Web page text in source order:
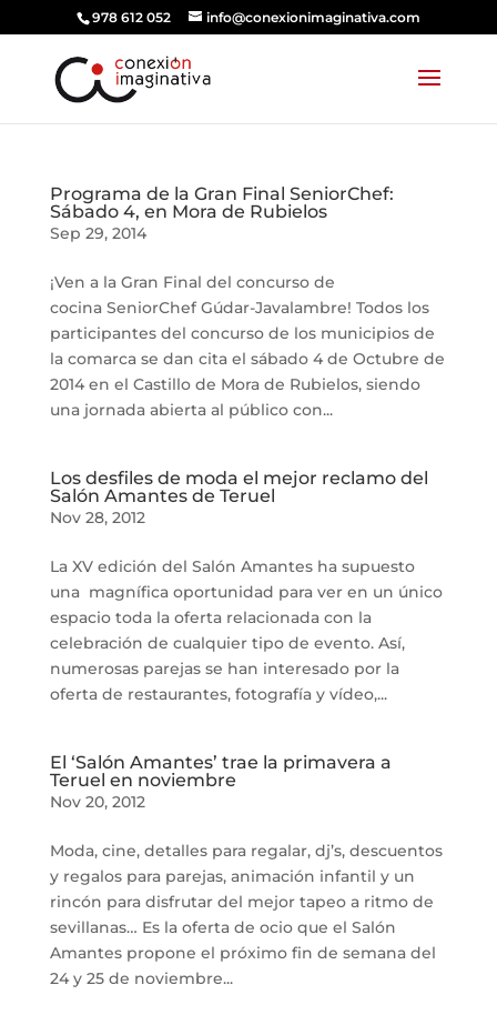
978 612 052 info@conexionimaginativa.com
Programa de la Gran Final SeniorChef:
Sábado 4, en Mora de Rubielos
Sep 29, 2014
¡Ven a la Gran Final del concurso de
cocina SeniorChef Gúdar-Javalambre! Todos los
participantes del concurso de los municipios de
la comarca se dan cita el sábado 4 de Octubre de
2014 en el Castillo de Mora de Rubielos, siendo
una jornada abierta al público con...
Los desfiles de moda el mejor reclamo del
Salón Amantes de Teruel
Nov 28, 2012
La XV edición del Salón Amantes ha supuesto
una magnífica oportunidad para ver en un único
espacio toda la oferta relacionada con la
celebración de cualquier tipo de evento. Así,
numerosas parejas se han interesado por la
oferta de restaurantes, fotografía y vídeo,...
El ‘Salón Amantes’ trae la primavera a
Teruel en noviembre
Nov 20, 2012
Moda, cine, detalles para regalar, dj’s, descuentos
y regalos para parejas, animación infantil y un
rincón para disfrutar del mejor tapeo a ritmo de
sevillanas… Es la oferta de ocio que el Salón
Amantes propone el próximo fin de semana del
24 y 25 de noviembre...